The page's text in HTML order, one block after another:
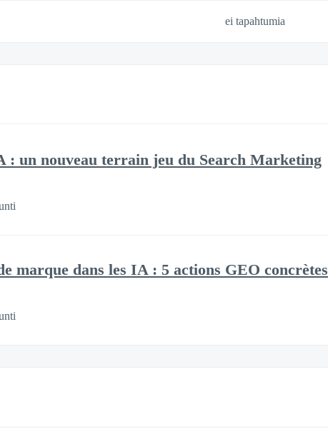
ei tapahtumia
: un nouveau terrain jeu du Search Marketing
marque dans les IA : 5 actions GEO concrètes